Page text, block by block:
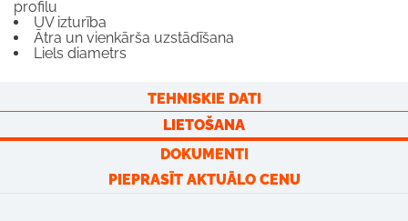
profilu
UV izturība
Ātra un vienkārša uzstādīšana
Liels diametrs
TEHNISKIE DATI
LIETOŠANA
DOKUMENTI
PIEPRASĪT AKTUĀLO CENU